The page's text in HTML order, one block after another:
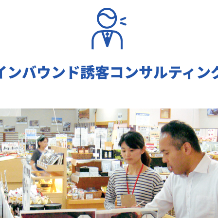
ンバウンド誘客コンサルティン